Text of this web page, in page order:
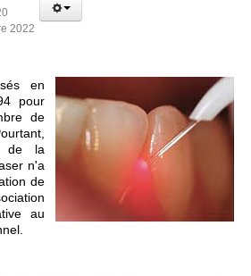
2022
en
pour
de
de la
n'a
de
au